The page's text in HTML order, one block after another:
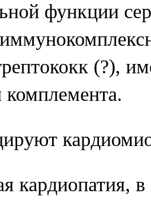
функции
(?),
комплемента.
кардиопатия,